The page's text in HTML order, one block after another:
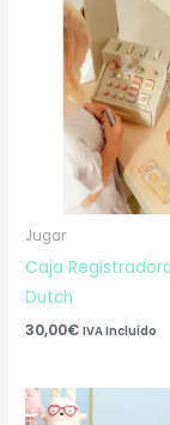
Jugar
Caja
Dutch
30,00€ IVA Incluido